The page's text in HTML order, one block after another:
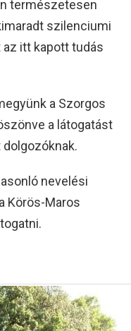
természetesen
szilenciumi
itt kapott tudás
a Szorgos
a látogatást
dolgozóknak.
nevelési
Körös-Maros